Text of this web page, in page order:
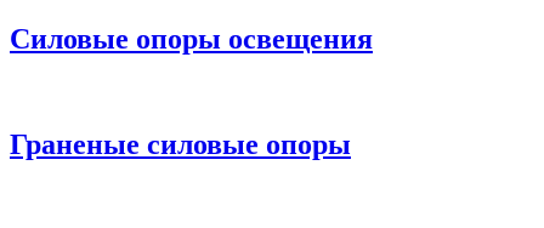
Силовые опоры освещения
Граненые силовые опоры